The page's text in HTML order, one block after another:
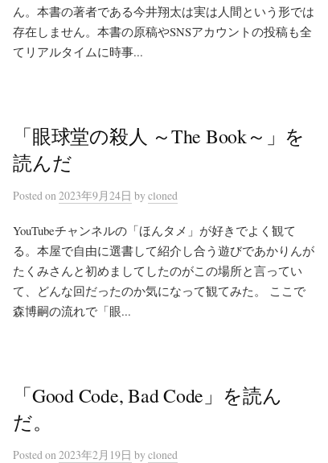
ん。本書の著者である今井翔太は実は人間という形では
存在しません。本書の原稿やSNSアカウントの投稿も全
てリアルタイムに時事...
「眼球堂の殺人 ～The Book～」を
読んだ
Postedon 2023年9月24日 by cloned
YouTubeチャンネルの「ほんタメ」が好きでよく観て
る。本屋で自由に選書して紹介し合う遊びであかりんが
たくみさんと初めましてしたのがこの場所と言ってい
て、どんな回だったのか気になって観てみた。 ここで
森博嗣の流れで「眼...
「Good Code, Bad Code」を読ん
だ。
Postedon 2023年2月19日 by cloned